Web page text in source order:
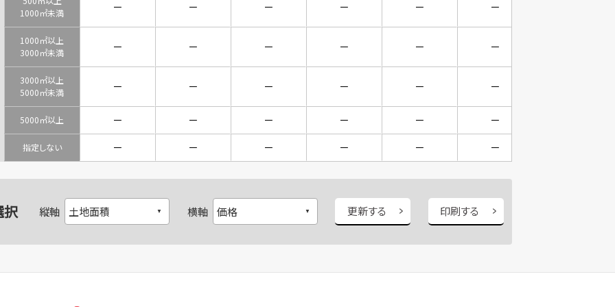
1000㎡未満
－ － － － － －
1000㎡以上
3000㎡未満
－ － － － － －
3000㎡以上
5000㎡未満
－ － － － － －
5000㎡以上 － － － － － －
指定しない － － － － － －
択 縦軸 横軸 更新する 印刷する